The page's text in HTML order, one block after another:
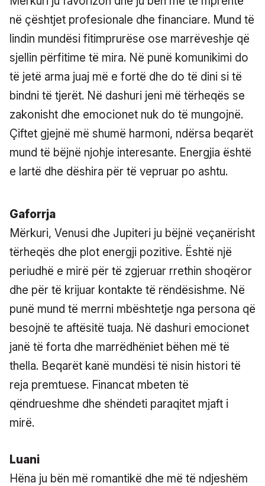
në çështjet profesionale dhe financiare. Mund të
lindin mundësi fitimprurëse ose marrëveshje që
sjellin përfitime të mira. Në punë komunikimi do
të jetë arma juaj më e fortë dhe do të dini si të
bindni të tjerët. Në dashuri jeni më tërheqës se
zakonisht dhe emocionet nuk do të mungojnë.
Çiftet gjejnë më shumë harmoni, ndërsa beqarët
mund të bëjnë njohje interesante. Energjia është
e lartë dhe dëshira për të vepruar po ashtu.
Gaforrja
Mërkuri, Venusi dhe Jupiteri ju bëjnë veçanërisht
tërheqës dhe plot energji pozitive. Është një
periudhë e mirë për të zgjeruar rrethin shoqëror
dhe për të krijuar kontakte të rëndësishme. Në
punë mund të merrni mbështetje nga persona që
besojnë te aftësitë tuaja. Në dashuri emocionet
janë të forta dhe marrëdhëniet bëhen më të
thella. Beqarët kanë mundësi të nisin histori të
reja premtuese. Financat mbeten të
qëndrueshme dhe shëndeti paraqitet mjaft i
mirë.
Luani
Hëna ju bën më romantikë dhe më të ndjeshëm